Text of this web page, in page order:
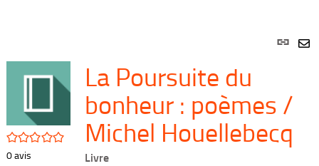
Lien
/5
0avis
La Poursuite du
bonheur : poèmes /
Michel Houellebecq
Livre